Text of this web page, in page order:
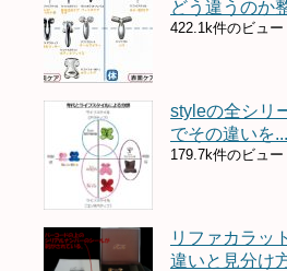
どう違うのか
422.1k件のビュー
styleの全シリ
でその違いを...
179.7k件のビュー
リファカラッ
違いと見分け